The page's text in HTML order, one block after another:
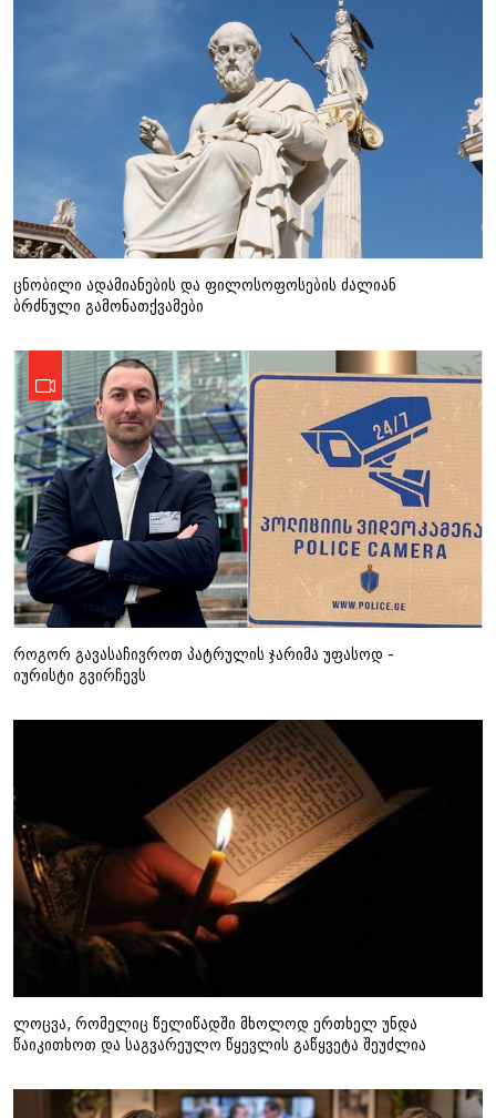
ცნობილი ადამიანების და ფილოსოფოსების ძალიან
ბრძნული გამონათქვამები
როგორ გავასაჩივროთ პატრულის ჯარიმა უფასოდ -
იურისტი გვირჩევს
ლოცვა, რომელიც წელიწადში მხოლოდ ერთხელ უნდა
წაიკითხოთ და საგვარეულო წყევლის გაწყვეტა შეუძლია